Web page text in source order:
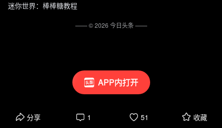
APP内打开
迷你世界：棒棒糖教程
分享 1 51 收藏
—— ©2026 今日头条——